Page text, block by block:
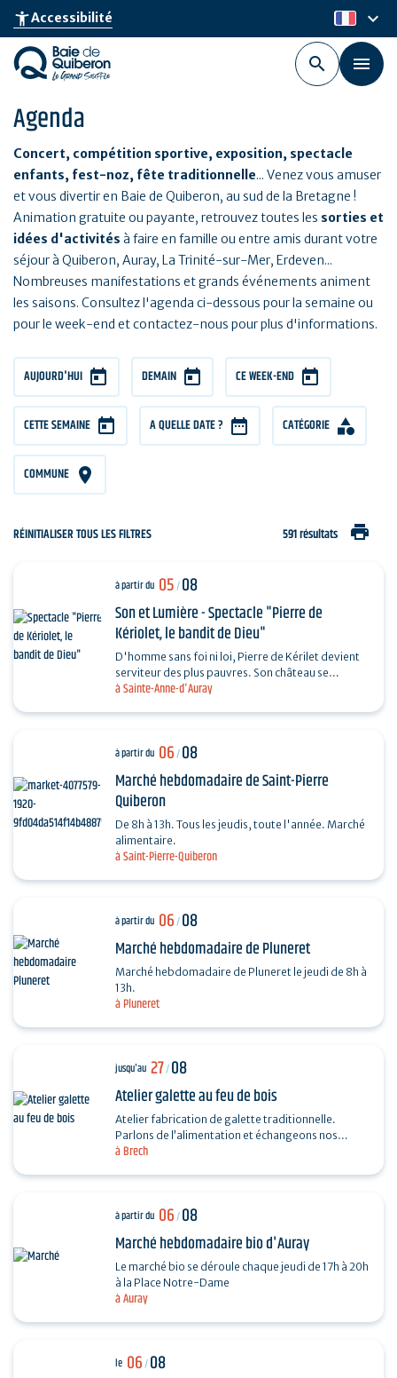
Aller
au
contenu
principal
accessibility_newAccessibilité fr
keyboard_arrow_down
Agenda
Concert, compétition sportive, exposition, spectacle
enfants, fest-noz, fête traditionnelle... Venez vous amuser
et vous divertir en Baie de Quiberon, au sud de la Bretagne !
Animation gratuite ou payante, retrouvez toutes les sorties et
idées d'activités à faire en famille ou entre amis durant votre
séjour à Quiberon, Auray, La Trinité-sur-Mer, Erdeven...
Nombreuses manifestations et grands événements animent
les saisons. Consultez l'agenda ci-dessous pour la semaine ou
pour le week-end et contactez-nous pour plus d'informations.
AUJOURD'HUI DEMAIN CE WEEK-END
CETTE SEMAINE A QUELLE DATE ? CATÉGORIE
COMMUNE
RÉINITIALISER TOUS LES FILTRES 591 résultats print
à Sainte-Anne-d'Auray
à partir du 05/08
Son et Lumière - Spectacle "Pierre de
Kériolet, le bandit de Dieu"
D'homme sans foi ni loi, Pierre de Kérilet devient
serviteur des plus pauvres. Son château se
transforme en refuge, sa vie en offrande.
à Saint-Pierre-Quiberon
à partir du 06/08
Marché hebdomadaire de Saint-Pierre
Quiberon
De 8h à 13h. Tous les jeudis, toute l'année. Marché
alimentaire.
à Pluneret
à partir du 06/08
Marché hebdomadaire de Pluneret
Marché hebdomadaire de Pluneret le jeudi de 8h à
13h.
à Brech
jusqu'au 27/08
Atelier galette au feu de bois
Atelier fabrication de galette traditionnelle.
Parlons de l’alimentation et échangeons nos
recettes autour de la galette. Fabrication, cuisson
à Auray
à partir du 06/08
Marché hebdomadaire bio d'Auray
Le marché bio se déroule chaque jeudi de 17h à 20h
à la Place Notre-Dame
le 06/08